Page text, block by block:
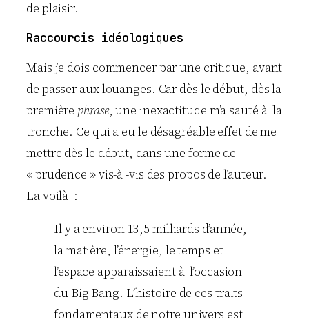
de plaisir.
Raccourcis idéologiques
Mais je dois commencer par une critique, avant
de passer aux louanges. Car dès le début, dès la
première phrase, une inexactitude m’a sauté à la
tronche. Ce qui a eu le désagréable effet de me
mettre dès le début, dans une forme de
« prudence » vis-à -vis des propos de l’auteur.
La voilà :
Il y a environ 13,5 milliards d’année,
la matière, l’énergie, le temps et
l’espace apparaissaient à l’occasion
du Big Bang. L’histoire de ces traits
fondamentaux de notre univers est